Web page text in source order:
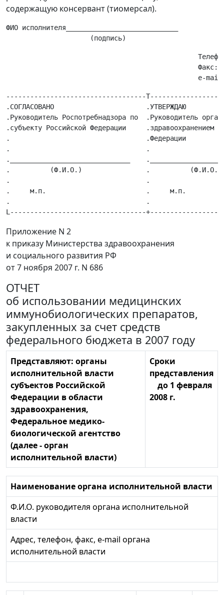
содержащую консервант (тиомерсал).
ФИО исполнителя____________________________
Факс:
-----------------------------------
.СОГЛАСОВАНО                       .УТВЕРЖДАЮ
.Руководитель Роспотребнадзора по  .Руководитель
.субъекту Российской Федерации     .здравоохранением
.                                  .Федерации
.                                  .
.______________________________
.          (Ф.И.О.)                .
.                                  .
.     м.п.                         .     м.п.
.                                  .
Приложение N 2
к приказу Министерства здравоохранения
и социального развития РФ
от 7 ноября 2007 г. N 686
ОТЧЕТ
об использовании медицинских
иммунобиологических препаратов,
закупленных за счет средств
федерального бюджета в 2007 году
Представляют: органы
исполнительной власти
субъектов Российской
Федерации в области
здравоохранения,
Федеральное медико-
биологической агентство
(далее - орган
исполнительной власти)
Сроки
представления
до 1 февраля
2008 г.
Наименование органа исполнительной власти
Ф.И.О. руководителя органа исполнительной
власти
Адрес, телефон, факс, e-mail органа
исполнительной власти